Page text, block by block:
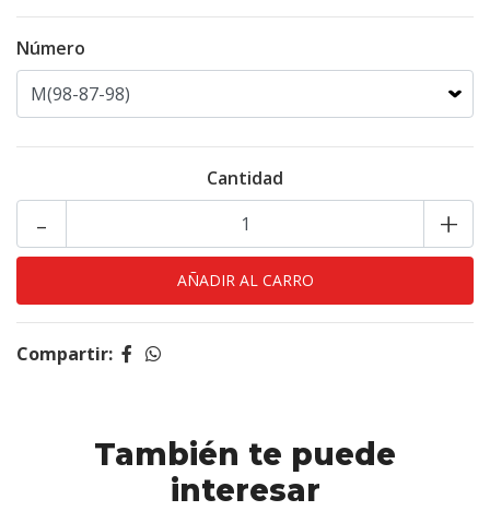
Número
Cantidad
+
-
Compartir:
También te puede
interesar